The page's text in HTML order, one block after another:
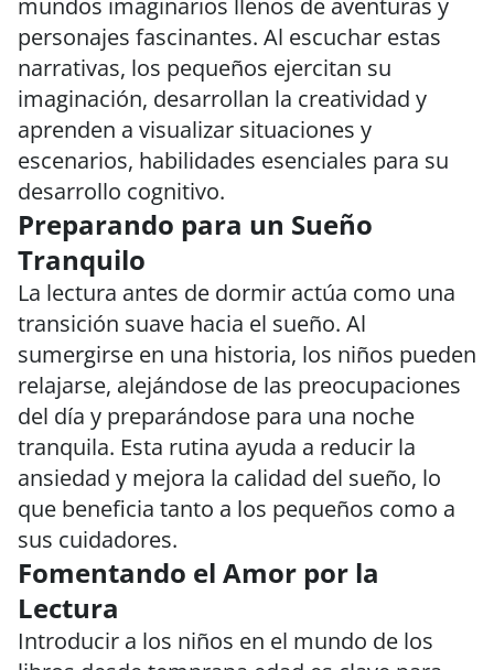
mundos imaginarios llenos de aventuras y
personajes fascinantes. Al escuchar estas
narrativas, los pequeños ejercitan su
imaginación, desarrollan la creatividad y
aprenden a visualizar situaciones y
escenarios, habilidades esenciales para su
desarrollo cognitivo.
Preparando para un Sueño
Tranquilo
La lectura antes de dormir actúa como una
transición suave hacia el sueño. Al
sumergirse en una historia, los niños pueden
relajarse, alejándose de las preocupaciones
del día y preparándose para una noche
tranquila. Esta rutina ayuda a reducir la
ansiedad y mejora la calidad del sueño, lo
que beneficia tanto a los pequeños como a
sus cuidadores.
Fomentando el Amor por la
Lectura
Introducir a los niños en el mundo de los